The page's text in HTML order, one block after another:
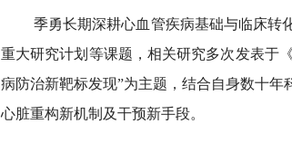
季勇长期深耕心血管疾病基础与临床转
重大研究计划等课题，相关研究多次发表于
病防治新靶标发现”为主题，结合自身数十
心脏重构新机制及干预新手段。